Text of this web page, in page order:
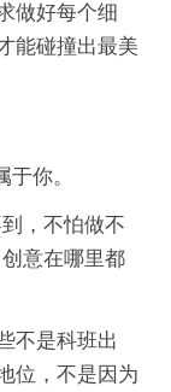
做好每个细
能碰撞出最美
你。
，不怕做不
意在哪里都
不是科班出
位，不是因为